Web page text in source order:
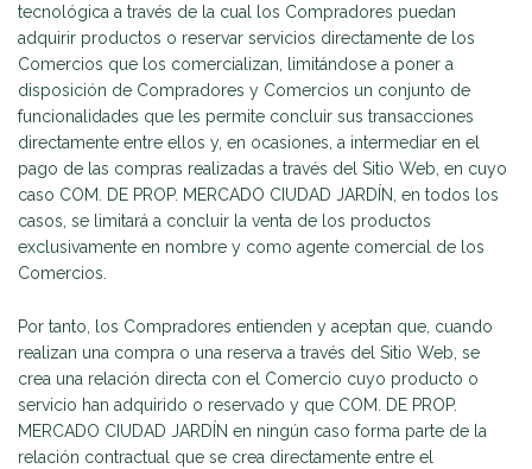
tecnológica a través de la cual los Compradores puedan
adquirir productos o reservar servicios directamente de los
Comercios que los comercializan, limitándose a poner a
disposición de Compradores y Comercios un conjunto de
funcionalidades que les permite concluir sus transacciones
directamente entre ellos y, en ocasiones, a intermediar en el
pago de las compras realizadas a través del Sitio Web, en cuyo
caso COM. DE PROP. MERCADO CIUDAD JARDÍN, en todos los
casos, se limitará a concluir la venta de los productos
exclusivamente en nombre y como agente comercial de los
Comercios.
Por tanto, los Compradores entienden y aceptan que, cuando
realizan una compra o una reserva a través del Sitio Web, se
crea una relación directa con el Comercio cuyo producto o
servicio han adquirido o reservado y que COM. DE PROP.
MERCADO CIUDAD JARDÍN en ningún caso forma parte de la
relación contractual que se crea directamente entre el